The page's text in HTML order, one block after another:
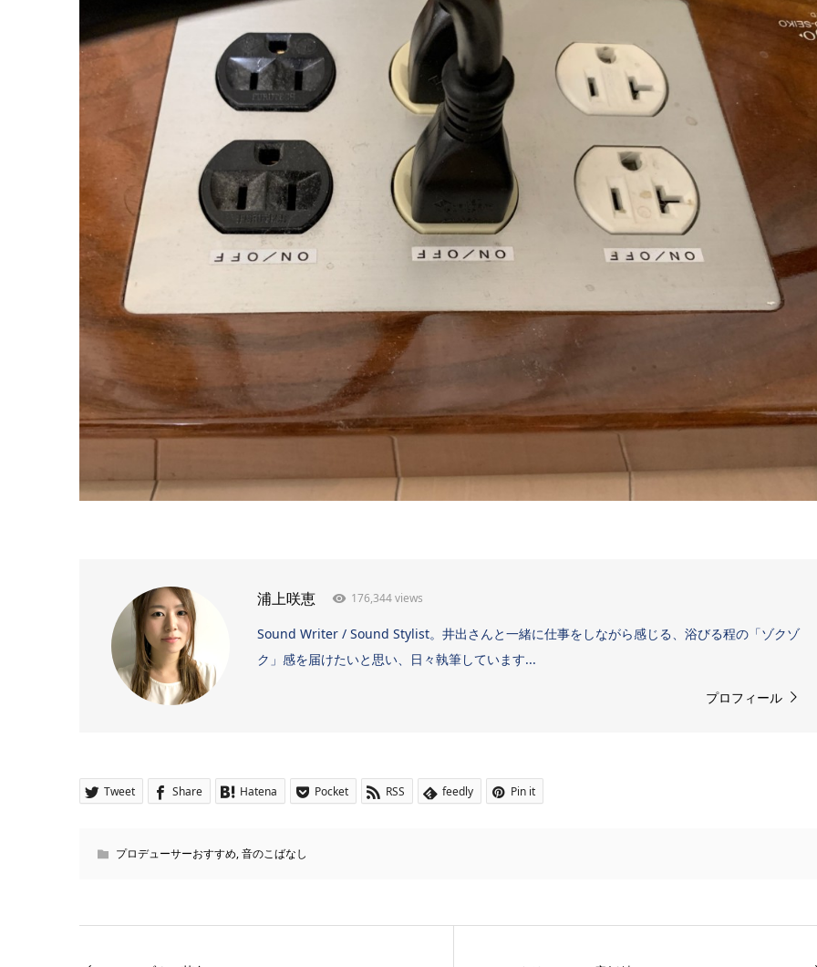
浦上咲恵 176,344 views
Sound Writer / Sound Stylist。井出さんと一緒に仕事をしながら感じる、浴びる程の「ゾクゾ
ク」感を届けたいと思い、日々執筆しています...
プロフィール
Tweet Share Hatena Pocket RSS feedly Pin it
プロデューサーおすすめ,音のこばなし